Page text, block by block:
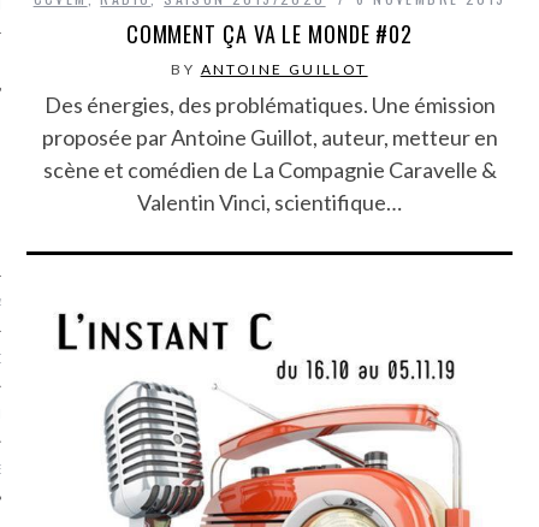
CARAVELLE
PODCAST
COMMENT ÇA VA LE MONDE #02
BY ANTOINE GUILLOT
Des énergies, des problématiques. Une émission
proposée par Antoine Guillot, auteur, metteur en
scène et comédien de La Compagnie Caravelle &
Valentin Vinci, scientifique…